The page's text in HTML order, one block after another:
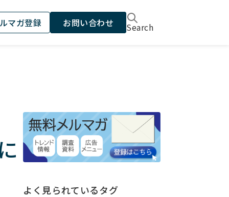
マガ登録 お問い合わせ Search
よく見られているタグ